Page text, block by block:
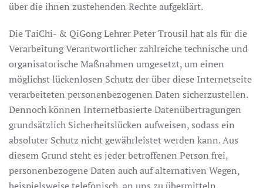
über die ihnen zustehenden Rechte aufgeklärt.
Die TaiChi- & QiGong Lehrer Peter Trousil hat als für die
Verarbeitung Verantwortlicher zahlreiche technische und
organisatorische Maßnahmen umgesetzt, um einen
möglichst lückenlosen Schutz der über diese Internetseite
verarbeiteten personenbezogenen Daten sicherzustellen.
Dennoch können Internetbasierte Datenübertragungen
grundsätzlich Sicherheitslücken aufweisen, sodass ein
absoluter Schutz nicht gewährleistet werden kann. Aus
diesem Grund steht es jeder betroffenen Person frei,
personenbezogene Daten auch auf alternativen Wegen,